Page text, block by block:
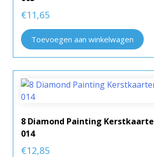
€11,65
Toevoegen aan winkelwagen
8 Diamond Painting
014
€12,85